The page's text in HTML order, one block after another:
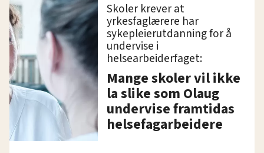
Skoler krever at
yrkesfaglærere har
sykepleierutdanning for å
undervise i
helsearbeiderfaget:
Mange skoler vil ikke
la slike som Olaug
undervise framtidas
helsefagarbeidere